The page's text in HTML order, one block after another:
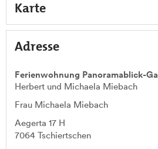
Karte
Adresse
Ferienwohnung Panoramablick-
Herbert und Michaela Miebach
Frau Michaela Miebach
Aegerta 17 H
7064 Tschiertschen